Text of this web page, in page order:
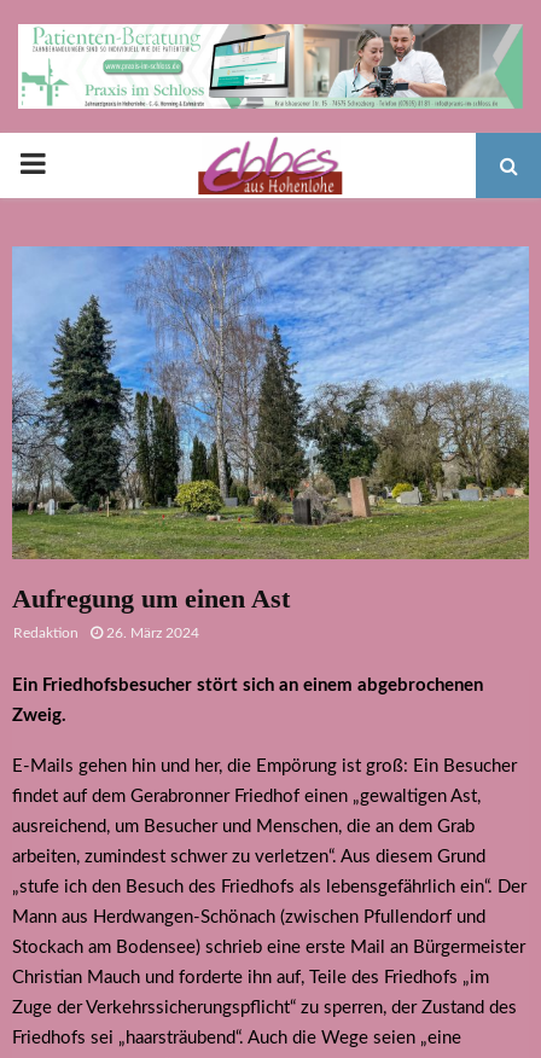
PRIMARY
Aufregung um einen Ast
Redaktion 26. März 2024
Ein Friedhofsbesucher stört sich an einem abgebrochenen
Zweig.
E-Mails gehen hin und her, die Empörung ist groß: Ein Besucher
findet auf dem Gerabronner Friedhof einen „gewaltigen Ast,
ausreichend, um Besucher und Menschen, die an dem Grab
arbeiten, zumindest schwer zu verletzen“. Aus diesem Grund
„stufe ich den Besuch des Friedhofs als lebensgefährlich ein“. Der
Mann aus Herdwangen-Schönach (zwischen Pfullendorf und
Stockach am Bodensee) schrieb eine erste Mail an Bürgermeister
Christian Mauch und forderte ihn auf, Teile des Friedhofs „im
Zuge der Verkehrssicherungspflicht“ zu sperren, der Zustand des
Friedhofs sei „haarsträubend“. Auch die Wege seien „eine